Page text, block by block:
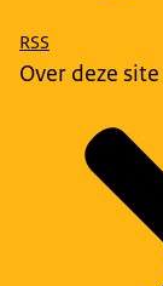
RSS
Over deze site